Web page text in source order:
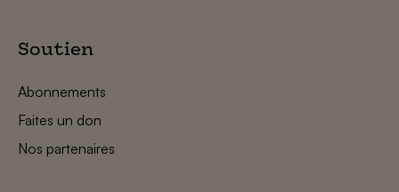
Soutien
Abonnements
Faites un don
Nos partenaires